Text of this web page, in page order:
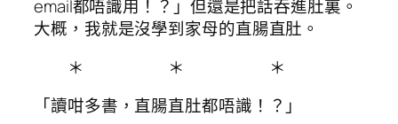
email都唔識用！？」但還是把話吞進肚裏。
大概，我就是沒學到家母的直腸直肚。
＊ ＊ ＊
「讀咁多書，直腸直肚都唔識！？」